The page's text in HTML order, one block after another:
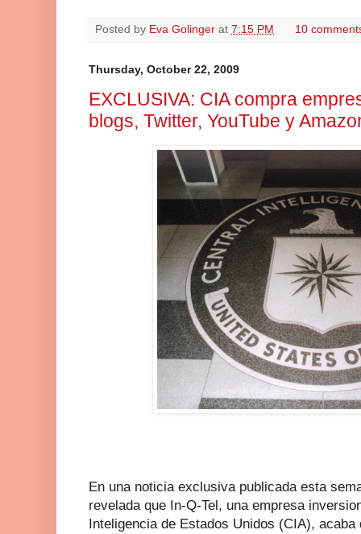
Posted by Eva Golinger at 7:15 PM 10
Thursday, October 22, 2009
EXCLUSIVA: CIA compra
blogs, Twitter, YouTube y
En una noticia exclusiva publicada esta
revelada que In-Q-Tel, una empresa
Inteligencia de Estados Unidos (CIA),